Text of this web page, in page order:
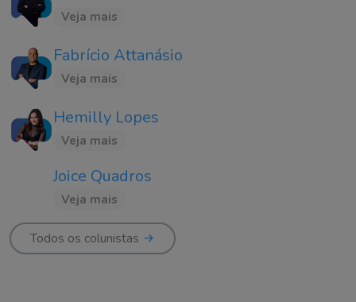
Veja mais
Fabrício Attanásio
Veja mais
Hemilly Lopes
Veja mais
Joice Quadros
Veja mais
Todos os colunistas